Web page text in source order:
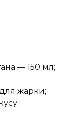
— 150 мл;
жарки;